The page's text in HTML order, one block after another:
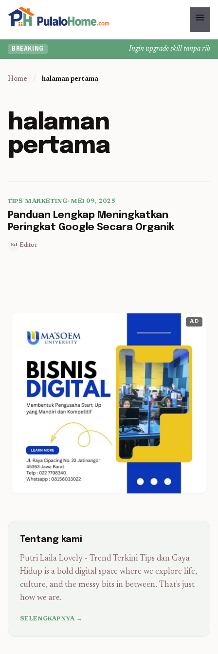
menu
BREAKING Ingin upgrade skill tanpa ribet?
Home / halaman pertama
halaman
pertama
TIPS MARKETING•MEI 09, 2025
Panduan Lengkap Meningkatkan
Peringkat Google Secara Organik
Ed Editor
AD
Tentang kami
Putri Laila Lovely - Trend Terkini Tips dan Gaya
Hidup is a bold digital space where we explore life,
culture, and the messy bits in between. That's just
how we are.
SELENGKAPNYA →